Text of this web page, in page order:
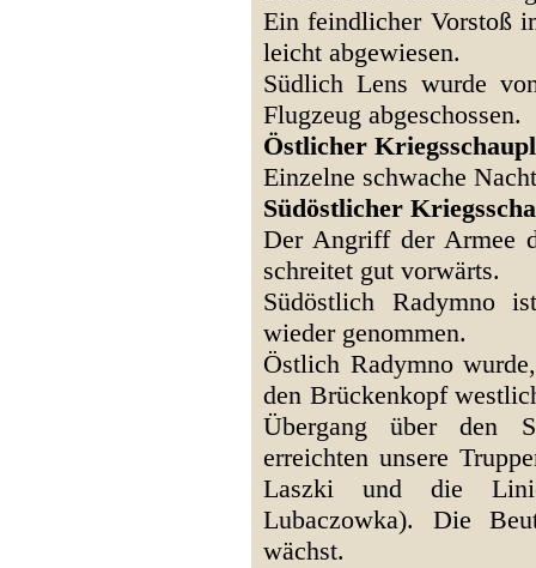
Ein feindlicher Vorstoß
leicht abgewiesen.
Südlich Lens wurde
Flugzeug abgeschossen.
Östlicher
Einzelne schwache
Südöstlicher
Der Angriff der Armee
schreitet gut vorwärts.
Südöstlich Radymno
wieder genommen.
Östlich Radymno
den Brückenkopf
Übergang über den
erreichten unsere
Laszki und die
Lubaczowka). Die
wächst.